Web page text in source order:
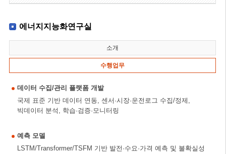
에너지지능화연구실
소개
수행업무
데이터 수집/관리 플랫폼 개발
국제 표준 기반 데이터 연동, 센서·시장·운전로그 수집/정제,
빅데이터 분석, 학습·검증·모니터링
예측 모델
LSTM/Transformer/TSFM 기반 발전·수요·가격 예측 및 불확실성